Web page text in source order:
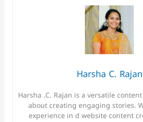
Harsha C. Rajan
Harsha .C. Rajan is a versatile
about creating engaging stories.
experience in d website content